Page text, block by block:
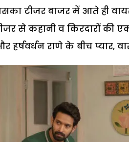
टीजर बाजर में आते ही
से कहानी व किरदारों
हर्षवर्धन राणे के बीच प्यार,